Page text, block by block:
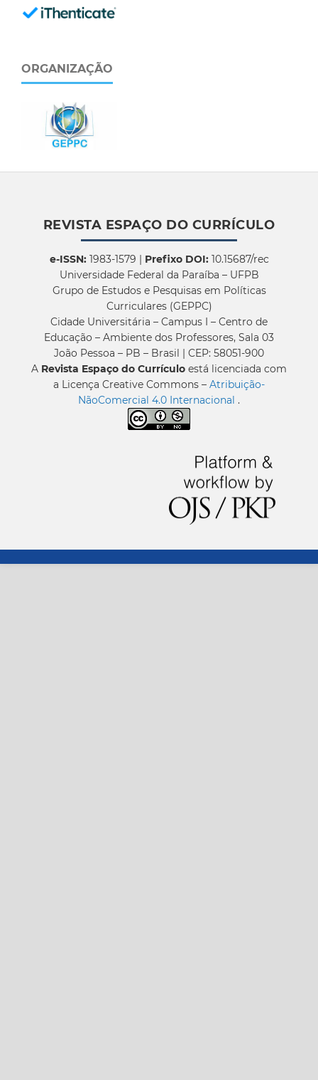
ORGANIZAÇÃO
REVISTA ESPAÇO DO CURRÍCULO
e-ISSN:1983-1579 | Prefixo DOI:10.15687/rec
Universidade Federal da Paraíba – UFPB
Grupo de Estudos e Pesquisas em Políticas
Curriculares (GEPPC)
Cidade Universitária – Campus I – Centro de
Educação – Ambiente dos Professores, Sala 03
João Pessoa – PB – Brasil | CEP: 58051-900
A Revista Espaço do Currículo está licenciada com
a Licença Creative Commons – Atribuição-
NãoComercial 4.0 Internacional .